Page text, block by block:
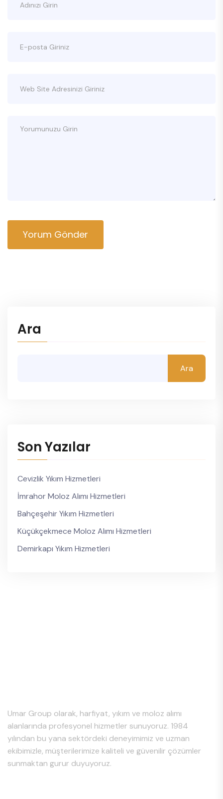
Yorum Gönder
Ara
Ara
Son Yazılar
Cevizlik Yıkım Hizmetleri
İmrahor Moloz Alımı Hizmetleri
Bahçeşehir Yıkım Hizmetleri
Küçükçekmece Moloz Alımı Hizmetleri
Demirkapı Yıkım Hizmetleri
Umar Group olarak, harfiyat, yıkım ve moloz alımı
alanlarında profesyonel hizmetler sunuyoruz. 1984
yılından bu yana sektördeki deneyimimiz ve uzman
ekibimizle, müşterilerimize kaliteli ve güvenilir çözümler
sunmaktan gurur duyuyoruz.